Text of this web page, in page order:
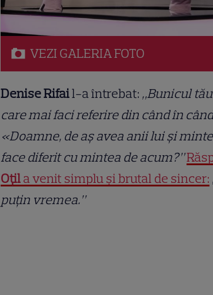
VEZI GALERIAFOTO
Denise Rifail-a întrebat: „Bunicul
care mai faci referire din când în
«Doamne, de aș avea anii lui și
face diferit cu mintea de acum?”
Oțila venit simplu și brutal de sincer:
puțin vremea.”